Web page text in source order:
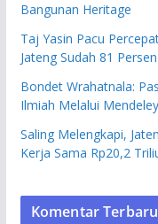
Bangunan Heritage
Taj Yasin Pacu
Jateng Sudah 81 Persen
Bondet Wrahatnala:
Ilmiah Melalui
Saling Melengkapi,
Kerja Sama Rp20,2
Komentar Terbaru